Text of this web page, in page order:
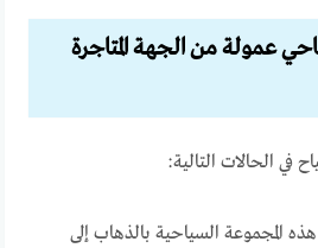
عمولة من الجهة المتاجرة
في الحالات التالية:
هذه المجموعة السياحية بالذهاب إلى